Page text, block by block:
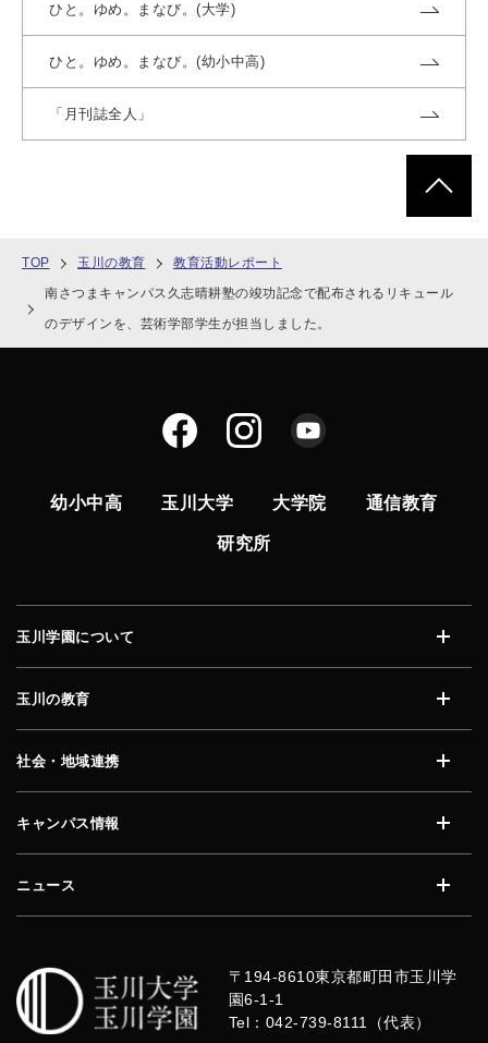
TOP 玉川の教育
教育活動レポート
南さつまキャンパス久志晴耕塾の竣功記念で配布されるリキュール
のデザインを、芸術学部学生が担当しました。
ひと。ゆめ。まなび。(大学)
ひと。ゆめ。まなび。(幼小中高)
「月刊誌全人」
幼小中高 玉川大学 大学院 通信教育
研究所
玉川学園について
玉川の教育
社会・地域連携
キャンパス情報
ニュース
〒194-8610東京都町田市玉川学
園6-1-1
Tel：042-739-8111（代表）